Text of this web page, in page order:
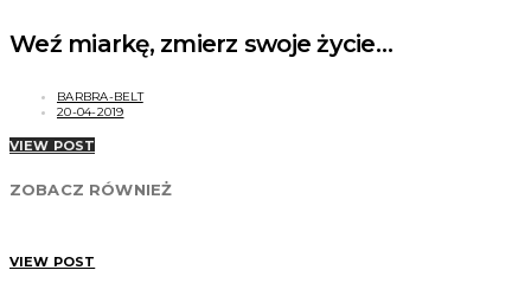
Weź miarkę, zmierz swoje życie…
BARBRA-BELT
20-04-2019
VIEW POST
ZOBACZ RÓWNIEŻ
VIEW POST